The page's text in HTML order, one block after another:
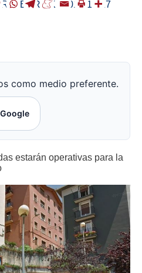
,HERRIAK /2018-12-17
como medio preferente.
estarán operativas para la